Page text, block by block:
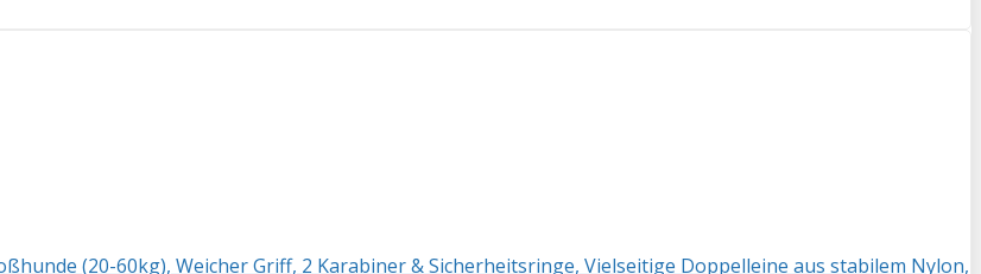
(20-60kg), Weicher Griff, 2 Karabiner & Sicherheitsringe, Vielseitige Doppelleine aus stabilem Nylon,